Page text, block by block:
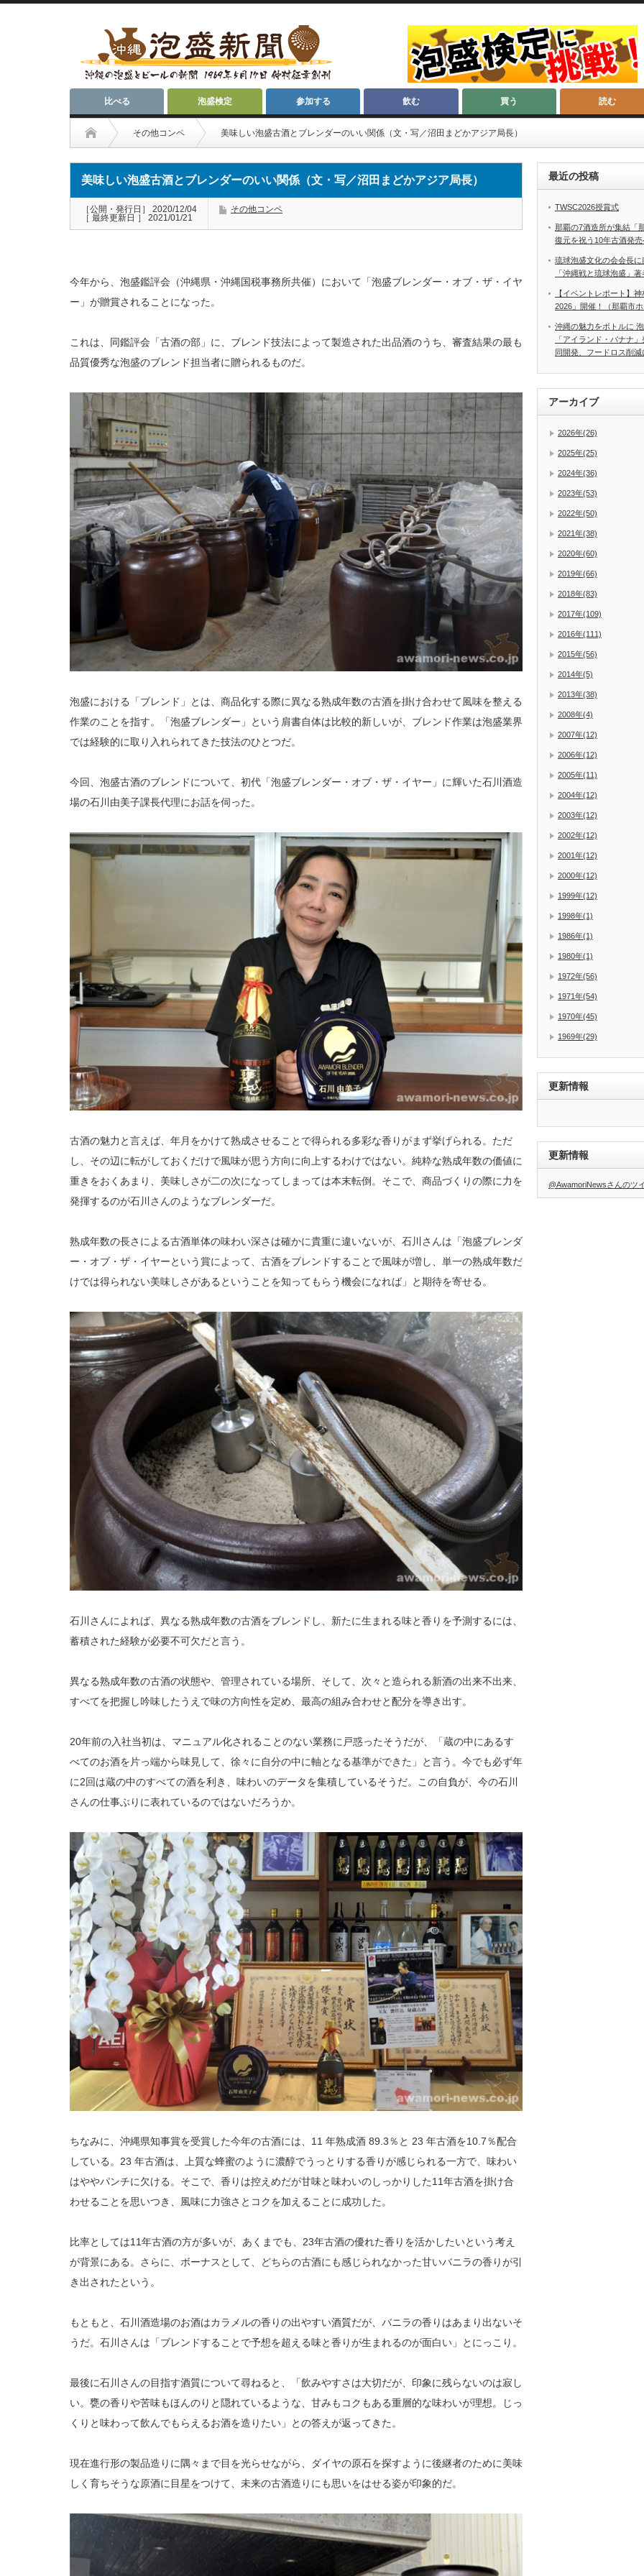
比べる 泡盛検定 参加する 飲む 買う 読む
その他コンペ 美味しい泡盛古酒とブレンダーのいい関係（文・写／沼田まどかアジア局長）
美味しい泡盛古酒とブレンダーのいい関係（文・写／沼田まどかアジア局長）
［公開・発行日］ 2020/12/04
［ 最終更新日 ］ 2021/01/21
その他コンペ
今年から、泡盛鑑評会（沖縄県・沖縄国税事務所共催）において「泡盛ブレンダー・オブ・ザ・イヤ
ー」が贈賞されることになった。
これは、同鑑評会「古酒の部」に、ブレンド技法によって製造された出品酒のうち、審査結果の最も
品質優秀な泡盛のブレンド担当者に贈られるものだ。
泡盛における「ブレンド」とは、商品化する際に異なる熟成年数の古酒を掛け合わせて風味を整える
作業のことを指す。「泡盛ブレンダー」という肩書自体は比較的新しいが、ブレンド作業は泡盛業界
では経験的に取り入れられてきた技法のひとつだ。
今回、泡盛古酒のブレンドについて、初代「泡盛ブレンダー・オブ・ザ・イヤー」に輝いた石川酒造
場の石川由美子課長代理にお話を伺った。
古酒の魅力と言えば、年月をかけて熟成させることで得られる多彩な香りがまず挙げられる。ただ
し、その辺に転がしておくだけで風味が思う方向に向上するわけではない。純粋な熟成年数の価値に
重きをおくあまり、美味しさが二の次になってしまっては本末転倒。そこで、商品づくりの際に力を
発揮するのが石川さんのようなブレンダーだ。
熟成年数の長さによる古酒単体の味わい深さは確かに貴重に違いないが、石川さんは「泡盛ブレンダ
ー・オブ・ザ・イヤーという賞によって、古酒をブレンドすることで風味が増し、単一の熟成年数だ
けでは得られない美味しさがあるということを知ってもらう機会になれば」と期待を寄せる。
石川さんによれば、異なる熟成年数の古酒をブレンドし、新たに生まれる味と香りを予測するには、
蓄積された経験が必要不可欠だと言う。
異なる熟成年数の古酒の状態や、管理されている場所、そして、次々と造られる新酒の出来不出来、
すべてを把握し吟味したうえで味の方向性を定め、最高の組み合わせと配分を導き出す。
20年前の入社当初は、マニュアル化されることのない業務に戸惑ったそうだが、「蔵の中にあるす
べてのお酒を片っ端から味見して、徐々に自分の中に軸となる基準ができた」と言う。今でも必ず年
に2回は蔵の中のすべての酒を利き、味わいのデータを集積しているそうだ。この自負が、今の石川
さんの仕事ぶりに表れているのではないだろうか。
ちなみに、沖縄県知事賞を受賞した今年の古酒には、11 年熟成酒 89.3％と 23 年古酒を10.7％配合
している。23 年古酒は、上質な蜂蜜のように濃醇でうっとりする香りが感じられる一方で、味わい
はややパンチに欠ける。そこで、香りは控えめだが甘味と味わいのしっかりした11年古酒を掛け合
わせることを思いつき、風味に力強さとコクを加えることに成功した。
比率としては11年古酒の方が多いが、あくまでも、23年古酒の優れた香りを活かしたいという考え
が背景にある。さらに、ボーナスとして、どちらの古酒にも感じられなかった甘いバニラの香りが引
き出されたという。
もともと、石川酒造場のお酒はカラメルの香りの出やすい酒質だが、バニラの香りはあまり出ないそ
うだ。石川さんは「ブレンドすることで予想を超える味と香りが生まれるのが面白い」とにっこり。
最後に石川さんの目指す酒質について尋ねると、「飲みやすさは大切だが、印象に残らないのは寂し
い。甕の香りや苦味もほんのりと隠れているような、甘みもコクもある重層的な味わいが理想。じっ
くりと味わって飲んでもらえるお酒を造りたい」との答えが返ってきた。
現在進行形の製品造りに隅々まで目を光らせながら、ダイヤの原石を探すように後継者のために美味
しく育ちそうな原酒に目星をつけて、未来の古酒造りにも思いをはせる姿が印象的だ。
最近の投稿
TWSC2026授賞式
那覇の7酒造所が集結「
復元を祝う10年古酒発売
琉球泡盛文化の会会長
「沖縄戦と琉球泡盛」
【イベントレポート】
2026」開催！（那覇市
沖縄の魅力をボトルに
「アイランド・バナナ
同開発、フードロス削減
アーカイブ
2026年(26)
2025年(25)
2024年(36)
2023年(53)
2022年(50)
2021年(38)
2020年(60)
2019年(66)
2018年(83)
2017年(109)
2016年(111)
2015年(56)
2014年(5)
2013年(38)
2008年(4)
2007年(12)
2006年(12)
2005年(11)
2004年(12)
2003年(12)
2002年(12)
2001年(12)
2000年(12)
1999年(12)
1998年(1)
1986年(1)
1980年(1)
1972年(56)
1971年(54)
1970年(45)
1969年(29)
更新情報
更新情報
@AwamoriNewsさんのツ